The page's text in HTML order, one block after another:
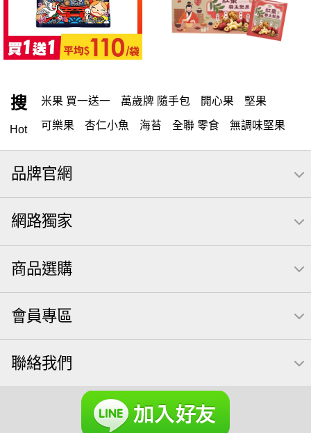
搜
Hot
米果 買一送一 萬歲牌 隨手包 開心果 堅果
可樂果 杏仁小魚 海苔 全聯 零食 無調味堅果
隨手包 無調味 全聯 禮盒 綜合纖果 堅穀力
薯條
栗 椒鹽 米果 甘栗 萬歲牌 飲 全聯 拜拜
桶裝
芋頭 三角壽司海苔 核桃 三角 綜合堅果
無調味綜合堅果
無調味綜合果 【萬歲牌】每日堅果系列 小魚
全聯 南瓜子
萬歲牌 米果 可樂果 帆布袋 桶裝堅果 果乾 芝麻
禮盒
海苔 芥末味 全聯 堅果禮盒 萬歲牌 蔓越莓
榛果 萬歲牌 堅果小包裝活力堅果
品牌官網
網路獨家
商品選購
會員專區
聯絡我們